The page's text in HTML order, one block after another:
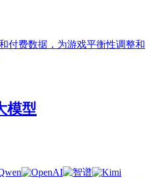
付费数据，为游戏平衡性调整和
模型